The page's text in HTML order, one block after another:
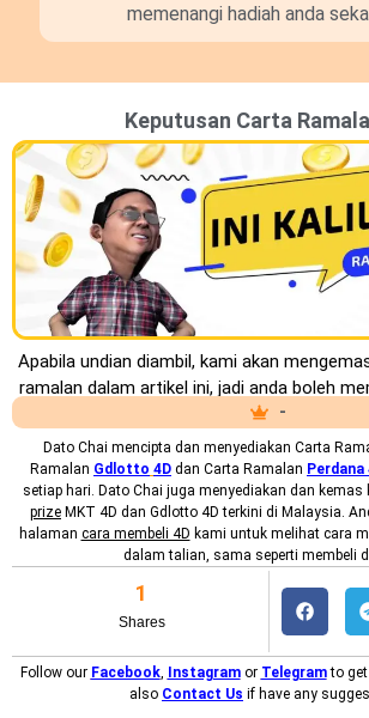
memenangi hadiah anda
Keputusan Carta
Apabila undian diambil, kami akan
ramalan dalam artikel ini, jadi anda boleh
-
Dato Chai mencipta dan menyediakan Carta
Ramalan Gdlotto 4D dan Carta Ramalan Perdana
setiap hari. Dato Chai juga menyediakan dan
prize MKT 4D dan Gdlotto 4D terkini di Malaysia.
halaman cara membeli 4D kami untuk melihat cara
dalam talian, sama seperti membeli
Shares
1
Follow our Facebook, Instagramor Telegramto get
also Contact Us if have any